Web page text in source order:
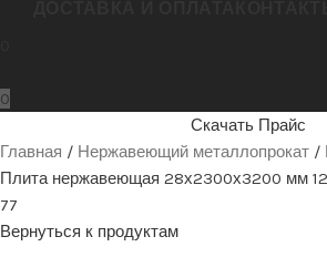
0
Скачать Прайс
Главная Нержавеющий металлопрокат
Плита нержавеющая 28х2300х3200 мм
77
Вернуться к продуктам